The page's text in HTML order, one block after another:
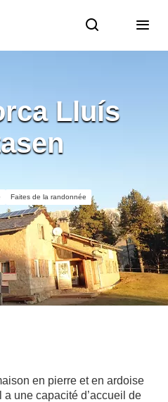
Lluís
Faites de la randonnée
en pierre et en ardoise
une capacité d’accueil de